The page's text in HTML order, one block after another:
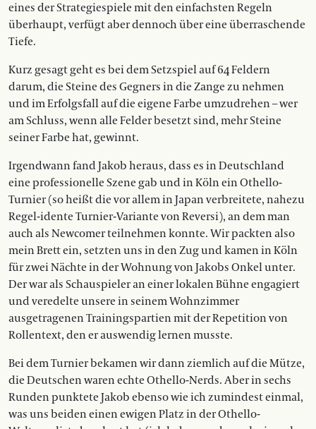
eines der Strategiespiele mit den einfachsten Regeln
überhaupt, verfügt aber dennoch über eine überraschende
Tiefe.
Kurz gesagt geht es bei dem Setzspiel auf 64 Feldern
darum, die Steine des Gegners in die Zange zu nehmen
und im Erfolgsfall auf die eigene Farbe umzudrehen – wer
am Schluss, wenn alle Felder besetzt sind, mehr Steine
seiner Farbe hat, gewinnt.
Irgendwann fand Jakob heraus, dass es in Deutschland
eine professionelle Szene gab und in Köln ein Othello-
Turnier (so heißt die vor allem in Japan ­verbreitete, nahezu
Regel-idente Turnier-Variante von Reversi), an dem man
auch als Newcomer teilnehmen konnte. Wir packten also
mein Brett ein, setzten uns in den Zug und kamen in Köln
für zwei Nächte in der Wohnung von Jakobs Onkel unter.
Der war als Schauspieler an einer lokalen Bühne engagiert
und veredelte unsere in seinem Wohnzimmer
ausgetragenen Trainingspartien mit der Repetition von
Rollentext, den er auswendig lernen musste.
Bei dem Turnier bekamen wir dann ziemlich auf die Mütze,
die Deutschen waren echte Othello-Nerds. Aber in sechs
Runden punktete Jakob ebenso wie ich zumindest einmal,
was uns beiden einen ewigen Platz in der Othello-